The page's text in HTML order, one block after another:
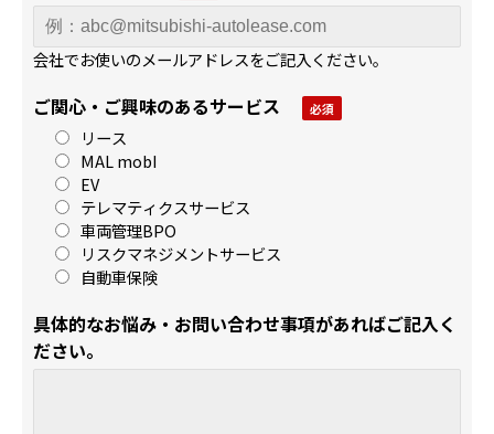
会社でお使いのメールアドレスをご記入ください。
ご関心・ご興味のあるサービス
リース
MAL mobI
EV
テレマティクスサービス
車両管理BPO
リスクマネジメントサービス
自動車保険
具体的なお悩み・お問い合わせ事項があればご記入く
ださい。